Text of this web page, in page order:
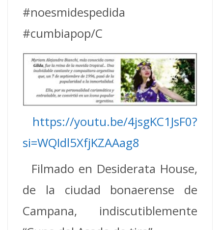
#noesmidespedida
#cumbiapop/C
https://youtu.be/4jsgKC1JsF0?
si=WQIdl5XfjKZAAag8
Filmado en Desiderata House,
de la ciudad bonaerense de
Campana, indiscutiblemente